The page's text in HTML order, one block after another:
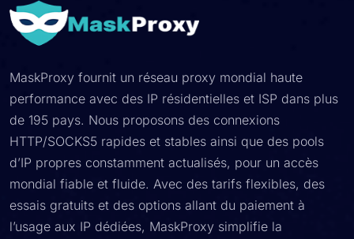
MaskProxy fournit un réseau proxy mondial haute
performance avec des IP résidentielles et ISP dans plus
de 195 pays. Nous proposons des connexions
HTTP/SOCKS5 rapides et stables ainsi que des pools
d’IP propres constamment actualisés, pour un accès
mondial fiable et fluide. Avec des tarifs flexibles, des
essais gratuits et des options allant du paiement à
l’usage aux IP dédiées, MaskProxy simplifie la